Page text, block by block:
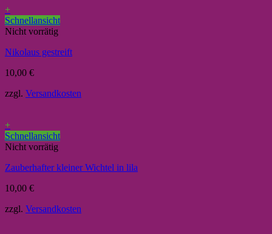
+
Schnellansicht
Nicht vorrätig
Nikolaus gestreift
10,00 €
zzgl. Versandkosten
+
Schnellansicht
Nicht vorrätig
Zauberhafter kleiner Wichtel in lila
10,00 €
zzgl. Versandkosten